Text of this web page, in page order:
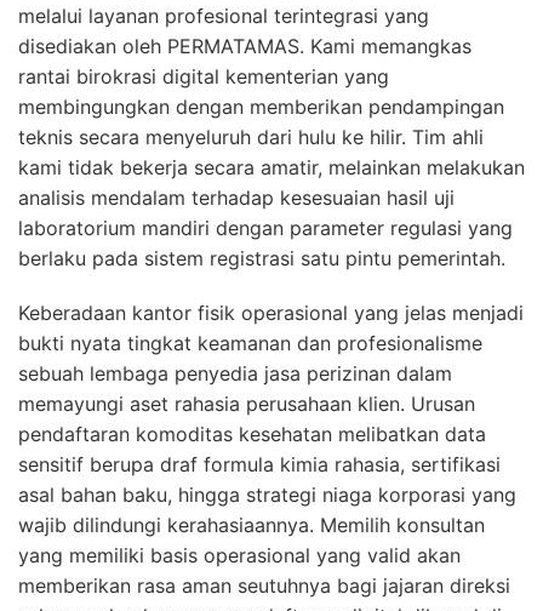
melalui layanan profesional terintegrasi yang
disediakan oleh PERMATAMAS. Kami memangkas
rantai birokrasi digital kementerian yang
membingungkan dengan memberikan pendampingan
teknis secara menyeluruh dari hulu ke hilir. Tim ahli
kami tidak bekerja secara amatir, melainkan melakukan
analisis mendalam terhadap kesesuaian hasil uji
laboratorium mandiri dengan parameter regulasi yang
berlaku pada sistem registrasi satu pintu pemerintah.
Keberadaan kantor fisik operasional yang jelas menjadi
bukti nyata tingkat keamanan dan profesionalisme
sebuah lembaga penyedia jasa perizinan dalam
memayungi aset rahasia perusahaan klien. Urusan
pendaftaran komoditas kesehatan melibatkan data
sensitif berupa draf formula kimia rahasia, sertifikasi
asal bahan baku, hingga strategi niaga korporasi yang
wajib dilindungi kerahasiaannya. Memilih konsultan
yang memiliki basis operasional yang valid akan
memberikan rasa aman seutuhnya bagi jajaran direksi